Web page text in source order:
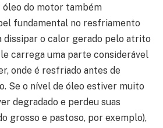
do motor também
fundamental no resfriamento
dissipar o calor gerado pelo atrito
carrega uma parte considerável
onde é resfriado antes de
Se o nível de óleo estiver muito
degradado e perdeu suas
grosso e pastoso, por exemplo),